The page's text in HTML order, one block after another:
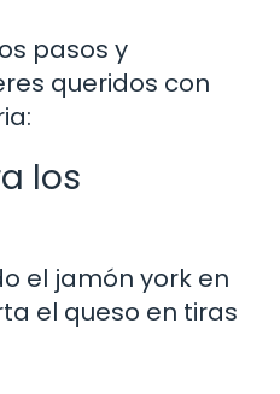
pasos y
queridos con
los
el jamón york en
el queso en tiras